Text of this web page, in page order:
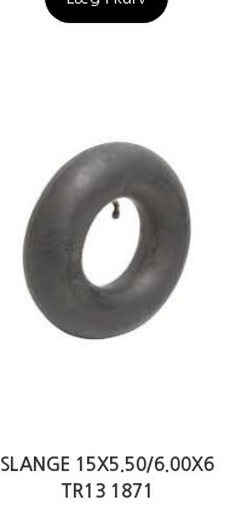
SLANGE 15X5.50/6.00X6
TR13 1871